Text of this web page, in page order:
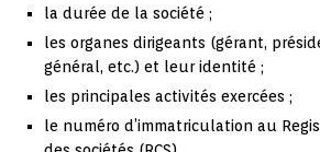
la durée de la société ;
les organes dirigeants (gérant,
général, etc.) et leur identité ;
les principales activités exercées ;
le numéro d’immatriculation au